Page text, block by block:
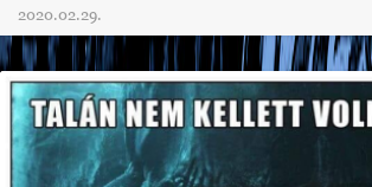
2020.02.29.